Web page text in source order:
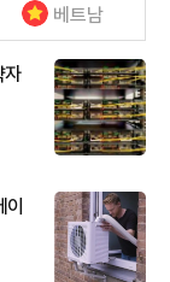
베트남
자